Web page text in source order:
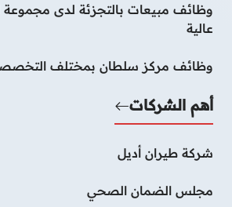
وظائف مبيعات بالتجزئة لدى مجموعة
عالية
وظائف مركز سلطان بمختلف
أهم الشركات
شركة طيران أديل
مجلس الضمان الصحي